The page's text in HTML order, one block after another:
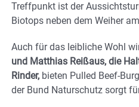
Treffpunkt ist der
Biotops neben dem Weiher
Auch für das leibliche Wohl
und Matthias Reißaus, die
Rinder, bieten Pulled Beef-
der Bund Naturschutz sorgt